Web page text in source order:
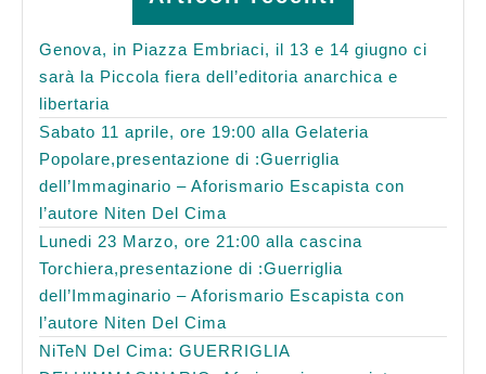
Genova, in Piazza Embriaci, il 13 e 14 giugno ci
sarà la Piccola fiera dell’editoria anarchica e
libertaria
Sabato 11 aprile, ore 19:00 alla Gelateria
Popolare,presentazione di :Guerriglia
dell’Immaginario – Aforismario Escapista con
l’autore Niten Del Cima
Lunedi 23 Marzo, ore 21:00 alla cascina
Torchiera,presentazione di :Guerriglia
dell’Immaginario – Aforismario Escapista con
l’autore Niten Del Cima
NiTeN Del Cima: GUERRIGLIA